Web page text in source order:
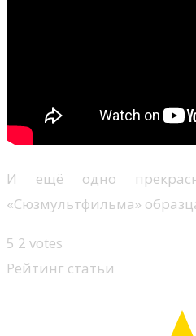
И ещё одно
«Сюзмультфильма»
5 2 votes
Рейтинг статьи